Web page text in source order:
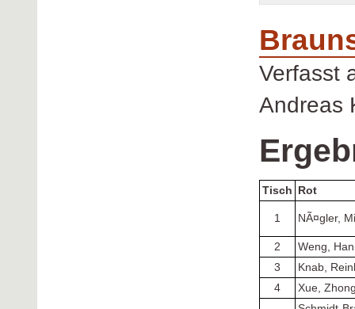
Verfasst
Andreas
Tisch Rot
1 NÃ¤gler,
2
Weng,
3
Knab,
4
Xue,